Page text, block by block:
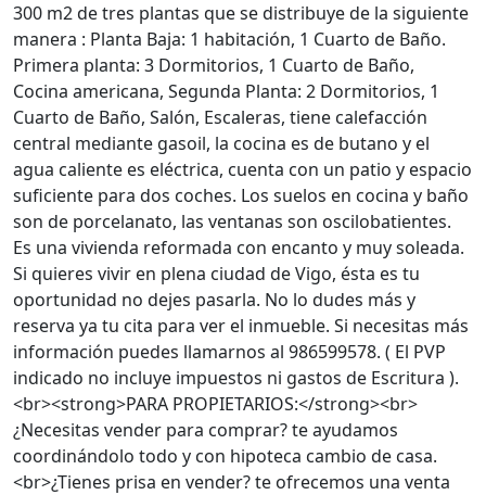
300 m2 de tres plantas que se distribuye de la siguiente
manera : Planta Baja: 1 habitación, 1 Cuarto de Baño.
Primera planta: 3 Dormitorios, 1 Cuarto de Baño,
Cocina americana, Segunda Planta: 2 Dormitorios, 1
Cuarto de Baño, Salón, Escaleras, tiene calefacción
central mediante gasoil, la cocina es de butano y el
agua caliente es eléctrica, cuenta con un patio y espacio
suficiente para dos coches. Los suelos en cocina y baño
son de porcelanato, las ventanas son oscilobatientes.
Es una vivienda reformada con encanto y muy soleada.
Si quieres vivir en plena ciudad de Vigo, ésta es tu
oportunidad no dejes pasarla. No lo dudes más y
reserva ya tu cita para ver el inmueble. Si necesitas más
información puedes llamarnos al 986599578. ( El PVP
indicado no incluye impuestos ni gastos de Escritura ).
<br><strong>PARA PROPIETARIOS:</strong><br>
¿Necesitas vender para comprar? te ayudamos
coordinándolo todo y con hipoteca cambio de casa.
<br>¿Tienes prisa en vender? te ofrecemos una venta